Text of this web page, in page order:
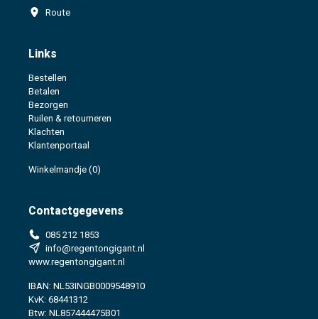
Route
Links
Bestellen
Betalen
Bezorgen
Ruilen & retourneren
Klachten
Klantenportaal
Winkelmandje (0)
Contactgegevens
085 212 1853
info@regentongigant.nl
www.regentongigant.nl
IBAN: NL53INGB0009548910
KvK: 68441312
Btw: NL857444475B01